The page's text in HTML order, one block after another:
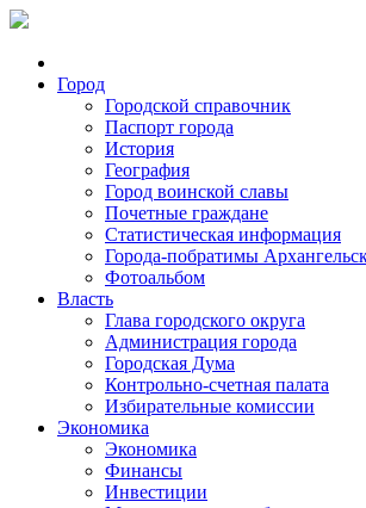
Город
Городской справочник
Паспорт города
История
География
Город воинской славы
Почетные граждане
Статистическая информация
Города-побратимы
Фотоальбом
Власть
Глава городского округа
Администрация города
Городская Дума
Контрольно-счетная палата
Избирательные комиссии
Экономика
Экономика
Финансы
Инвестиции